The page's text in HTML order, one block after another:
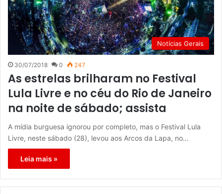
Notícias Gerais
30/07/2018 0 247
As estrelas brilharam no Festival
Lula Livre e no céu do Rio de Janeiro
na noite de sábado; assista
A mídia burguesa ignorou por completo, mas o Festival Lula
Livre, neste sábado (28), levou aos Arcos da Lapa, no…
Leia mais »